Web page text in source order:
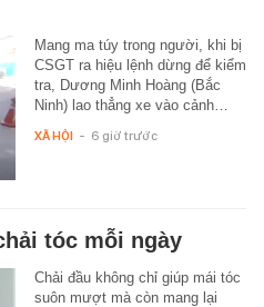
Mang ma túy trong người, khi bị
CSGT ra hiệu lệnh dừng để kiểm
tra, Dương Minh Hoàng (Bắc
Ninh) lao thẳng xe vào cảnh…
XÃ HỘI - 6 giờ trước
tóc mỗi ngày
Chải đầu không chỉ giúp mái tóc
suôn mượt mà còn mang lại